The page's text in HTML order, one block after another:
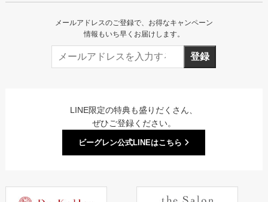
メールアドレスのご登録で、お得なキャンペーン
情報もいち早くお届けします。
登録
LINE限定の特典も盛りだくさん、
ぜひご登録ください。
ビーグレン公式LINEはこちら